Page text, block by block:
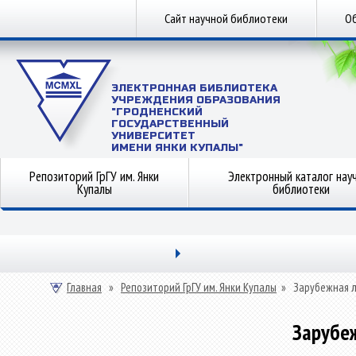
Сайт научной библиотеки
ЭЛЕКТРОННАЯ БИБЛИОТЕКА
УЧРЕЖДЕНИЯ ОБРАЗОВАНИЯ
"ГРОДНЕНСКИЙ
ГОСУДАРСТВЕННЫЙ
УНИВЕРСИТЕТ
ИМЕНИ ЯНКИ КУПАЛЫ"
Репозиторий ГрГУ им. Янки
Купалы
Электронный каталог
библиотеки
Главная » Репозиторий ГрГУ им. Янки Купалы » Зарубежная